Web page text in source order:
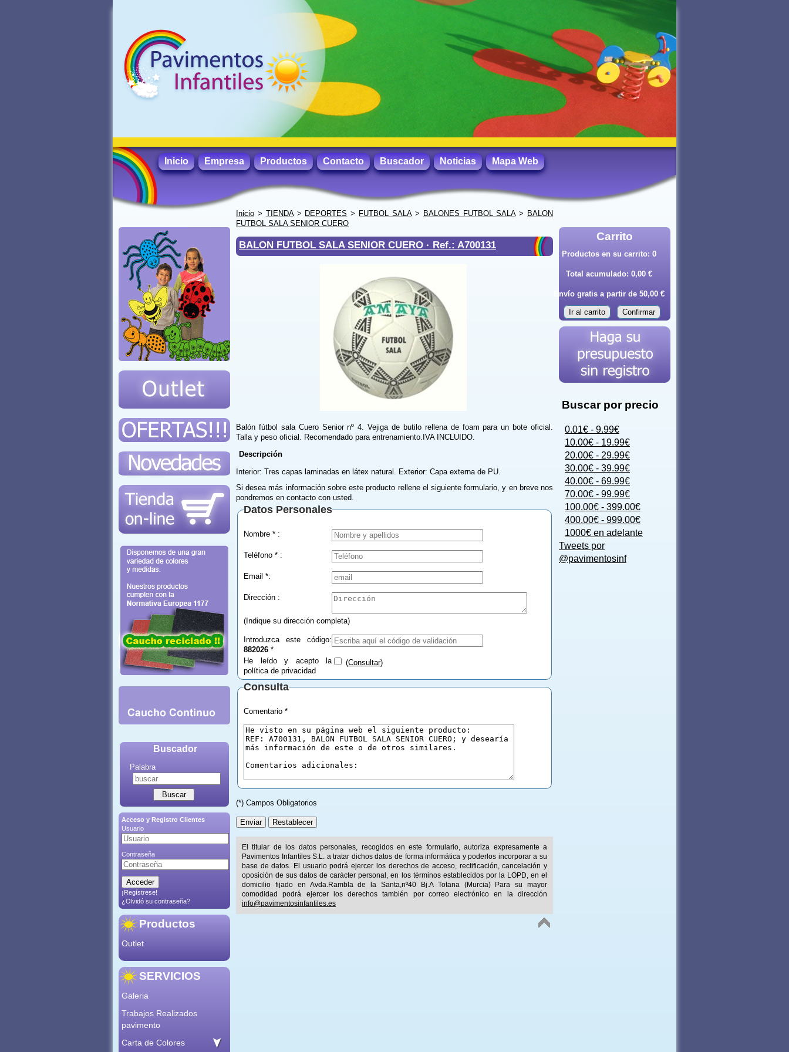
Inicio Empresa Productos Contacto Buscador Noticias Mapa Web
Buscador
Palabra
Acceso y Registro Clientes
Usuario
Contraseña
¡Regístrese!
¿Olvidó su contraseña?
Productos
Outlet
SERVICIOS
Galeria
Trabajos Realizados
pavimento
Carta de Colores
Inicio > TIENDA> DEPORTES > FUTBOL SALA> BALONES FUTBOL SALA> BALON
FUTBOL SALA SENIOR CUERO
BALON FUTBOL SALA SENIOR CUERO · Ref.: A700131
Balón fútbol sala Cuero Senior nº 4. Vejiga de butilo rellena de foam para un bote oficial.
Talla y peso oficial. Recomendado para entrenamiento.IVA INCLUIDO.
Descripción
Interior: Tres capas laminadas en látex natural. Exterior: Capa externa de PU.
Si desea más información sobre este producto rellene el siguiente formulario, y en breve nos
pondremos en contacto con usted.
Datos Personales
Nombre * :
Teléfono * :
Email *:
Dirección :
(Indique su dirección completa)
Introduzca este código:
882026 *
He leído y acepto la
política de privacidad
(Consultar)
Consulta
Comentario *
(*) Campos Obligatorios
El titular de los datos personales, recogidos en este formulario, autoriza expresamente a
Pavimentos Infantiles S.L. a tratar dichos datos de forma informática y poderlos incorporar a su
base de datos. El usuario podrá ejercer los derechos de acceso, rectificación, cancelación y
oposición de sus datos de carácter personal, en los términos establecidos por la LOPD, en el
domicilio fijado en Avda.Rambla de la Santa,nº40 Bj.A Totana (Murcia) Para su mayor
comodidad podrá ejercer los derechos también por correo electrónico en la dirección
info@pavimentosinfantiles.es
Carrito
Productos en su carrito: 0
Total acumulado: 0,00 €
Envío gratis a partir de 50,00 €
Ir al carrito Confirmar
Buscar por precio
0.01€ - 9.99€
10.00€ - 19.99€
20.00€ - 29.99€
30.00€ - 39.99€
40.00€ - 69.99€
70.00€ - 99.99€
100.00€ - 399.00€
400.00€ - 999.00€
1000€ en adelante
Tweets por
@pavimentosinf